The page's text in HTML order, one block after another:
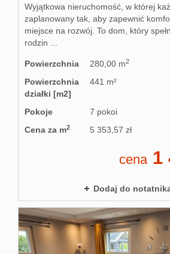
Wyjątkowa nieruchomość, w której
zaplanowany tak, aby zapewnić
miejsce na rozwój. To dom, który
rodzin ...
Powierzchnia 280,00 m2
Powierzchnia
działki [m2]
441 m²
Pokoje
7 pokoi
Cena za m2 5 353,57 zł
cena1
Dodaj do